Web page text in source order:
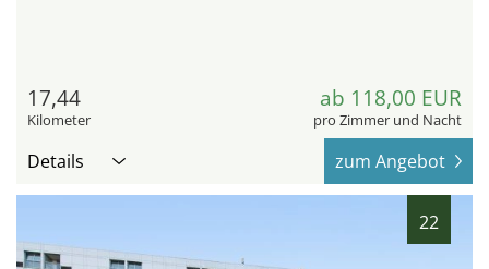
17,44
Kilometer
ab 118,00 EUR
pro Zimmer und Nacht
Details zum Angebot
22